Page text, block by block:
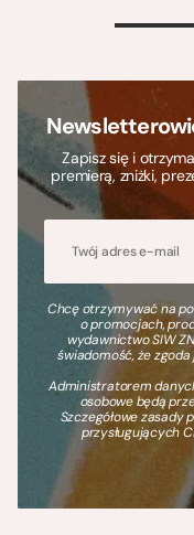
>
Zapisz się i
premierą, zniżki,
Chcę otrzymywać na
o promocjach,
wydawnictwo SIW
świadomość, że
Administratorem
osobowe będą
Szczegółowe
przysługujących